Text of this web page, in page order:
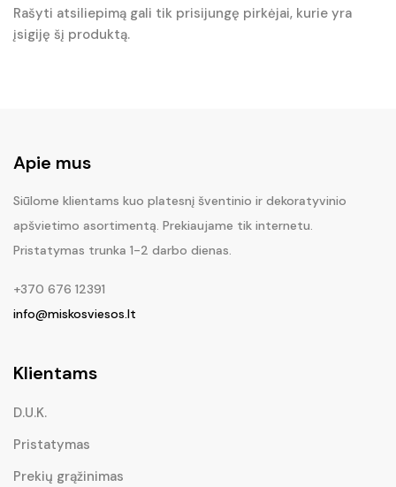
Rašyti atsiliepimą gali tik prisijungę pirkėjai, kurie yra
įsigiję šį produktą.
Apie mus
Siūlome klientams kuo platesnį šventinio ir dekoratyvinio
apšvietimo asortimentą. Prekiaujame tik internetu.
Pristatymas trunka 1-2 darbo dienas.
+370 676 12391
info@miskosviesos.lt
Klientams
D.U.K.
Pristatymas
Prekių grąžinimas